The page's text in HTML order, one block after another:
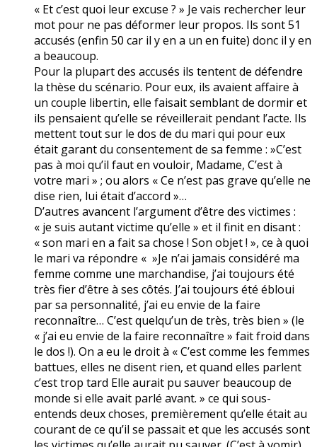
« Et c’est quoi leur excuse ? » Je vais rechercher leur
mot pour ne pas déformer leur propos. Ils sont 51
accusés (enfin 50 car il y en a un en fuite) donc il y en
a beaucoup.
Pour la plupart des accusés ils tentent de défendre
la thèse du scénario. Pour eux, ils avaient affaire à
un couple libertin, elle faisait semblant de dormir et
ils pensaient qu’elle se réveillerait pendant l’acte. Ils
mettent tout sur le dos de du mari qui pour eux
était garant du consentement de sa femme : »C’est
pas à moi qu’il faut en vouloir, Madame, C’est à
votre mari » ; ou alors « Ce n’est pas grave qu’elle ne
dise rien, lui était d’accord »…
D’autres avancent l’argument d’être des victimes :
« je suis autant victime qu’elle » et il finit en disant :
« son mari en a fait sa chose ! Son objet ! », ce à quoi
le mari va répondre « »Je n’ai jamais considéré ma
femme comme une marchandise, j’ai toujours été
très fier d’être à ses côtés. J’ai toujours été ébloui
par sa personnalité, j’ai eu envie de la faire
reconnaître… C’est quelqu’un de très, très bien » (le
« j’ai eu envie de la faire reconnaître » fait froid dans
le dos !). On a eu le droit à « C’est comme les femmes
battues, elles ne disent rien, et quand elles parlent
c’est trop tard Elle aurait pu sauver beaucoup de
monde si elle avait parlé avant. » ce qui sous-
entends deux choses, premièrement qu’elle était au
courant de ce qu’il se passait et que les accusés sont